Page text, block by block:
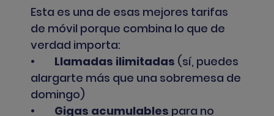
Esta es una de esas mejores tarifas
de móvil porque combina lo que de
verdad importa:
• Llamadas ilimitadas (sí, puedes
alargarte más que una sobremesa de
domingo)
•
Gigas acumulables para no